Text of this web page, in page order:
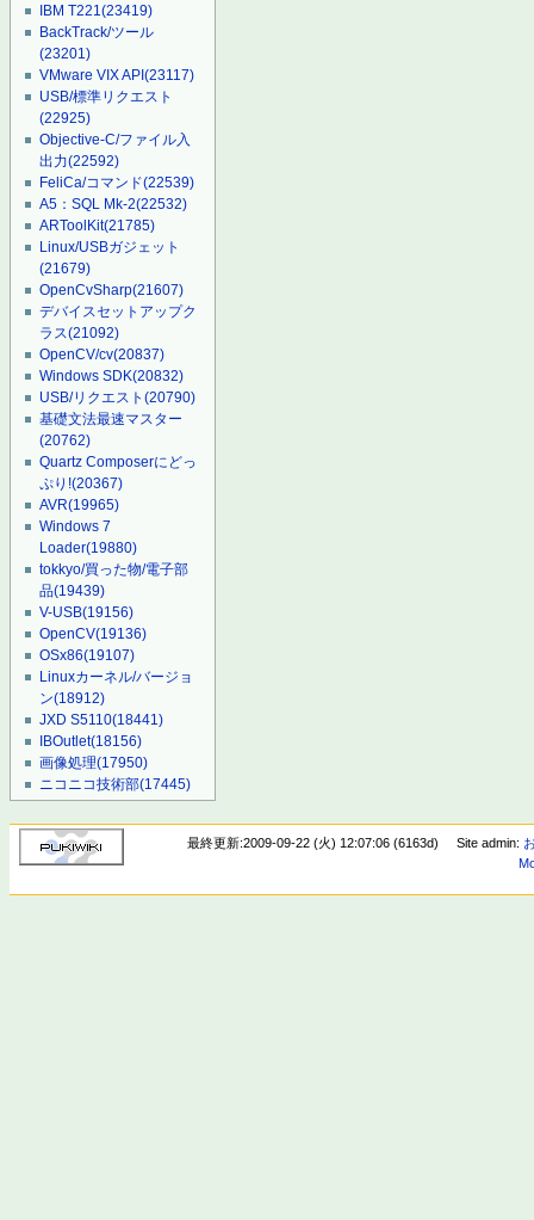
IBM T221(23419)
BackTrack/ツール
(23201)
VMware VIX API(23117)
USB/標準リクエスト
(22925)
Objective-C/ファイル入
出力(22592)
FeliCa/コマンド(22539)
A5：SQL Mk-2(22532)
ARToolKit(21785)
Linux/USBガジェット
(21679)
OpenCvSharp(21607)
デバイスセットアップク
ラス(21092)
OpenCV/cv(20837)
Windows SDK(20832)
USB/リクエスト(20790)
基礎文法最速マスター
(20762)
Quartz Composerにどっ
ぷり!(20367)
AVR(19965)
Windows 7
Loader(19880)
tokkyo/買った物/電子部
品(19439)
V-USB(19156)
OpenCV(19136)
OSx86(19107)
Linuxカーネル/バージョ
ン(18912)
JXD S5110(18441)
IBOutlet(18156)
画像処理(17950)
ニコニコ技術部(17445)
最終更新:2009-09-22 (火) 12:07:06 (6163d) Site admin: